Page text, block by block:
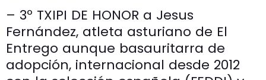
– 3º TXIPI DE HONOR a Jesus
Fernández, atleta asturiano de El
Entrego aunque basauritarra de
adopción, internacional desde 2012